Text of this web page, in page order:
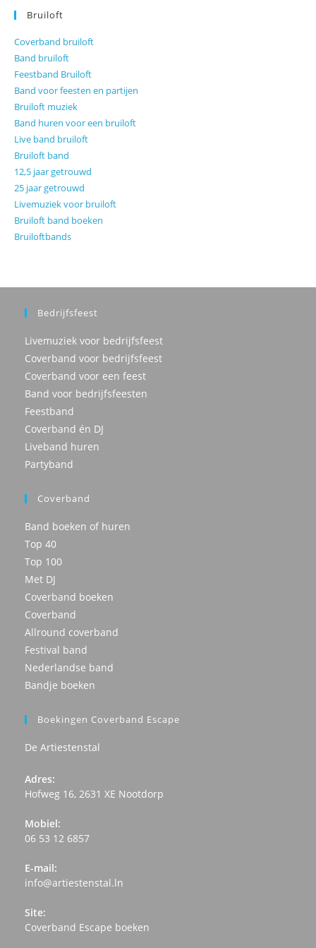
Bruiloft
Coverband bruiloft
Band bruiloft
Feestband Bruiloft
Band voor feesten en partijen
Bruiloft muziek
Band huren voor een bruiloft
Live band bruiloft
Bruiloft band
12,5 jaar getrouwd
25 jaar getrouwd
Livemuziek voor bruiloft
Bruiloft band boeken
Bruiloftbands
Bedrijfsfeest
Livemuziek voor bedrijfsfeest
Coverband voor bedrijfsfeest
Coverband voor een feest
Band voor bedrijfsfeesten
Feestband
Coverband én DJ
Liveband huren
Partyband
Coverband
Band boeken of huren
Top 40
Top 100
Met DJ
Coverband boeken
Coverband
Allround coverband
Festival band
Nederlandse band
Bandje boeken
Boekingen Coverband Escape
De Artiestenstal
Adres:
Hofweg 16, 2631 XE Nootdorp
in
een
nieuwe
tab
Mobiel:
06 53 12 6857
E-mail:
info@artiestenstal.ln
toepassing
Site:
Coverband Escape boeken